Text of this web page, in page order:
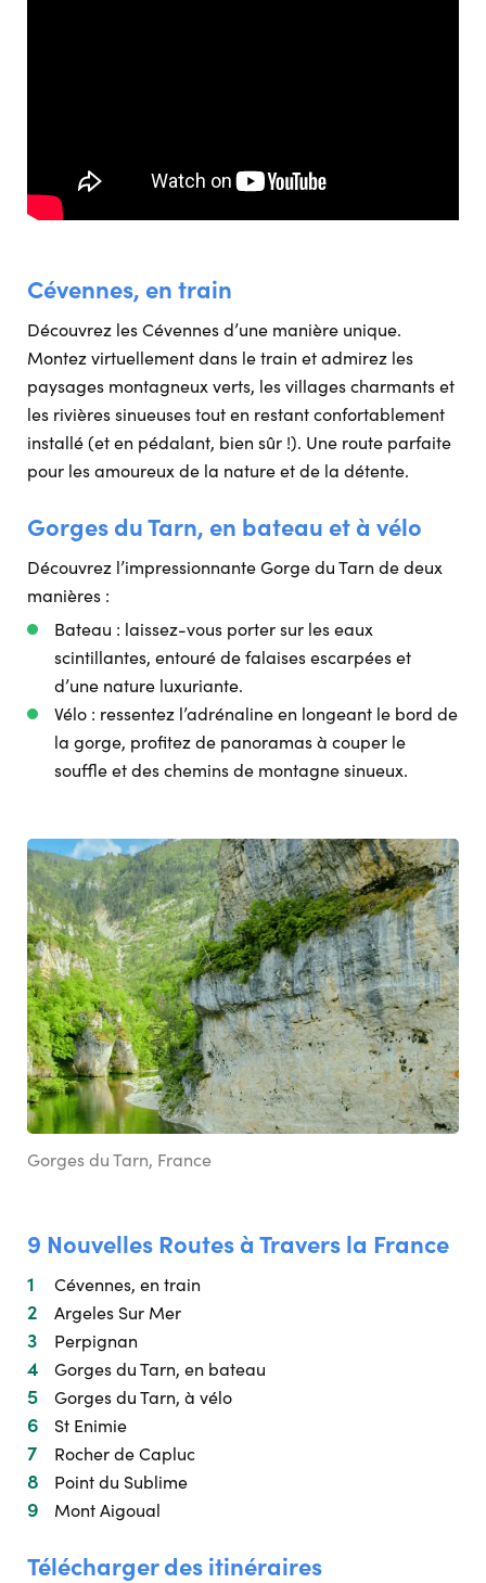
Cévennes, en train
Découvrez les Cévennes d’une manière unique.
Montez virtuellement dans le train et admirez les
paysages montagneux verts, les villages charmants et
les rivières sinueuses tout en restant confortablement
installé (et en pédalant, bien sûr !). Une route parfaite
pour les amoureux de la nature et de la détente.
Gorges du Tarn, en bateau et à vélo
Découvrez l’impressionnante Gorge du Tarn de deux
manières :
Bateau : laissez-vous porter sur les eaux
scintillantes, entouré de falaises escarpées et
d’une nature luxuriante.
Vélo : ressentez l’adrénaline en longeant le bord de
la gorge, profitez de panoramas à couper le
souffle et des chemins de montagne sinueux.
Gorges du Tarn, France
9 Nouvelles Routes à Travers la France
Cévennes, en train
Argeles Sur Mer
Perpignan
Gorges du Tarn, en bateau
Gorges du Tarn, à vélo
St Enimie
Rocher de Capluc
Point du Sublime
Mont Aigoual
Télécharger des itinéraires